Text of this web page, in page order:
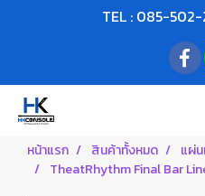
TEL : 085-
หน้าแรก สินค้าทั้งหมด
แผ่น
TheatRhythm Final Bar